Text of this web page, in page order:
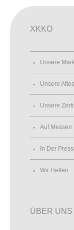
XKKO
Unsere
Unsere
Unsere
Auf Messen
In Der
Wir Helfen
ÜBER UNS